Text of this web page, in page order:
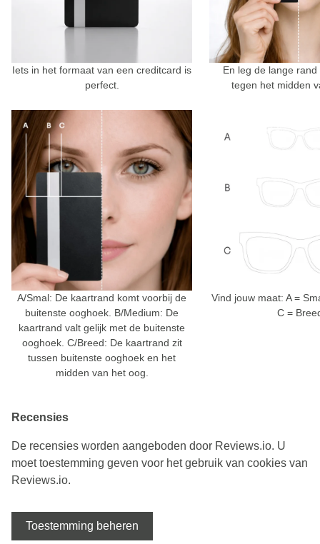
Iets in het formaat van een creditcard is
perfect.
En leg de lange
tegen het midden
A/Smal: De kaartrand komt voorbij de
buitenste ooghoek. B/Medium: De
kaartrand valt gelijk met de buitenste
ooghoek. C/Breed: De kaartrand zit
tussen buitenste ooghoek en het
midden van het oog.
Vind jouw maat: A =
C =
Recensies
De recensies worden aangeboden door Reviews.io. U
moet toestemming geven voor het gebruik van cookies van
Reviews.io.
Toestemming beheren